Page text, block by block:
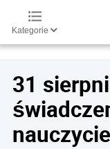
Kategorie
31